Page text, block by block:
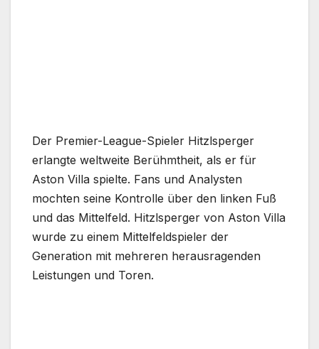
Der Premier-League-Spieler Hitzlsperger
erlangte weltweite Berühmtheit, als er für
Aston Villa spielte. Fans und Analysten
mochten seine Kontrolle über den linken Fuß
und das Mittelfeld. Hitzlsperger von Aston Villa
wurde zu einem Mittelfeldspieler der
Generation mit mehreren herausragenden
Leistungen und Toren.